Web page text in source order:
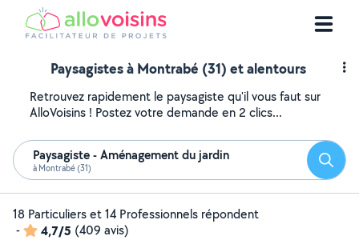
Paysagistes à Montrabé (31) et alentours
Retrouvez rapidement le paysagiste qu'il vous faut sur
AlloVoisins ! Postez votre demande en 2 clics...
Paysagiste - Aménagement du jardin
à Montrabé (31)
18 Particuliers et 14 Professionnels répondent
-
4,7/5 (409 avis)